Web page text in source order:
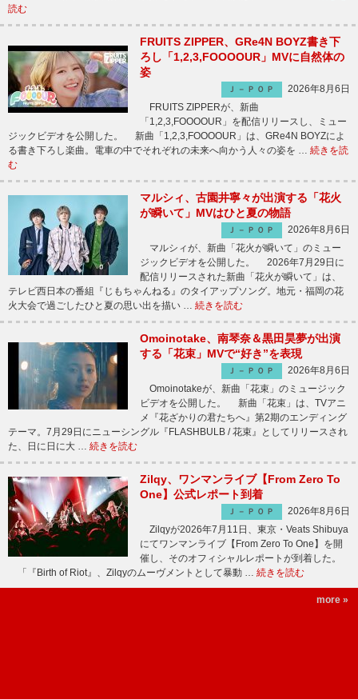
読む
FRUITS ZIPPER、GRe4N BOYZ書き下
ろし「1,2,3,FOOOOUR」MVに自然体の
姿
Ｊ－ＰＯＰ
2026年8月6日
FRUITS ZIPPERが、新曲
「1,2,3,FOOOOUR」を配信リリースし、ミュー
ジックビデオを公開した。 新曲「1,2,3,FOOOOUR」は、GRe4N BOYZによ
る書き下ろし楽曲。電車の中でそれぞれの未来へ向かう人々の姿を … 続きを読
む
マルシィ、古園井寧々が出演する「花火
が瞬いて」MVはひと夏の物語
Ｊ－ＰＯＰ
2026年8月6日
マルシィが、新曲「花火が瞬いて」のミュー
ジックビデオを公開した。 2026年7月29日に
配信リリースされた新曲「花火が瞬いて」は、
テレビ西日本の番組『じもちゃんねる』のタイアップソング。地元・福岡の花
火大会で過ごしたひと夏の思い出を描い … 続きを読む
Omoinotake、南琴奈＆黒田昊夢が出演
する「花束」MVで“好き”を表現
Ｊ－ＰＯＰ
2026年8月6日
Omoinotakeが、新曲「花束」のミュージック
ビデオを公開した。 新曲「花束」は、TVアニ
メ『花ざかりの君たちへ』第2期のエンディング
テーマ。7月29日にニューシングル『FLASHBULB / 花束』としてリリースされ
た、日に日に大 … 続きを読む
Zilqy、ワンマンライブ【From Zero To
One】公式レポート到着
Ｊ－ＰＯＰ
2026年8月6日
Zilqyが2026年7月11日、東京・Veats Shibuya
にてワンマンライブ【From Zero To One】を開
催し、そのオフィシャルレポートが到着した。
「『Birth of Riot』、Zilqyのムーヴメントとして暴動 … 続きを読む
more »